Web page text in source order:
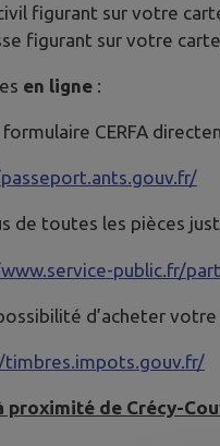
figurant sur votre
figurant sur votre
en ligne :
CERFA
de toutes les pièces
public.fr/
d’acheter
proximité de Crécy-